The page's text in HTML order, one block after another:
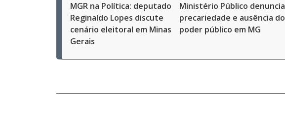
MGR na Política: deputado
Reginaldo Lopes discute
cenário eleitoral em Minas
Gerais
Ministério Público denuncia
precariedade e ausência do
poder público em MG